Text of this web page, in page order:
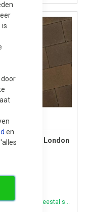
is
en
onderhoud
20x30x6 cm London
1-10 werkdagen (meestal sneller)